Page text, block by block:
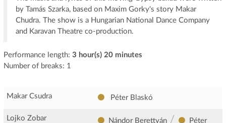
by Tamás Szarka, based on Maxim Gorky's story Makar
Chudra. The show is a Hungarian National Dance Company
and Karavan Theatre co-production.
Performance length: 3 hour(s) 20 minutes
Number of breaks: 1
Makar Csudra Péter Blaskó
Lojko Zobar Nándor Berettyán
Péter